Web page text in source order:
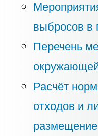
выбросов
Перечень
Расчёт
отходов и
размещение